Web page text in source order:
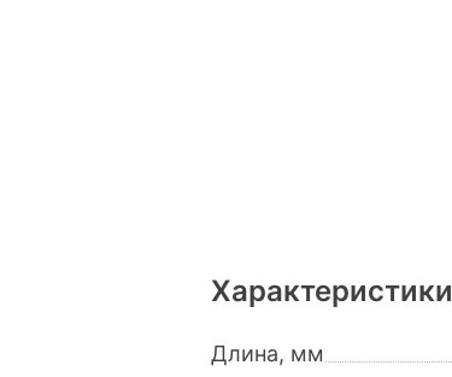
Характеристики
Длина, мм